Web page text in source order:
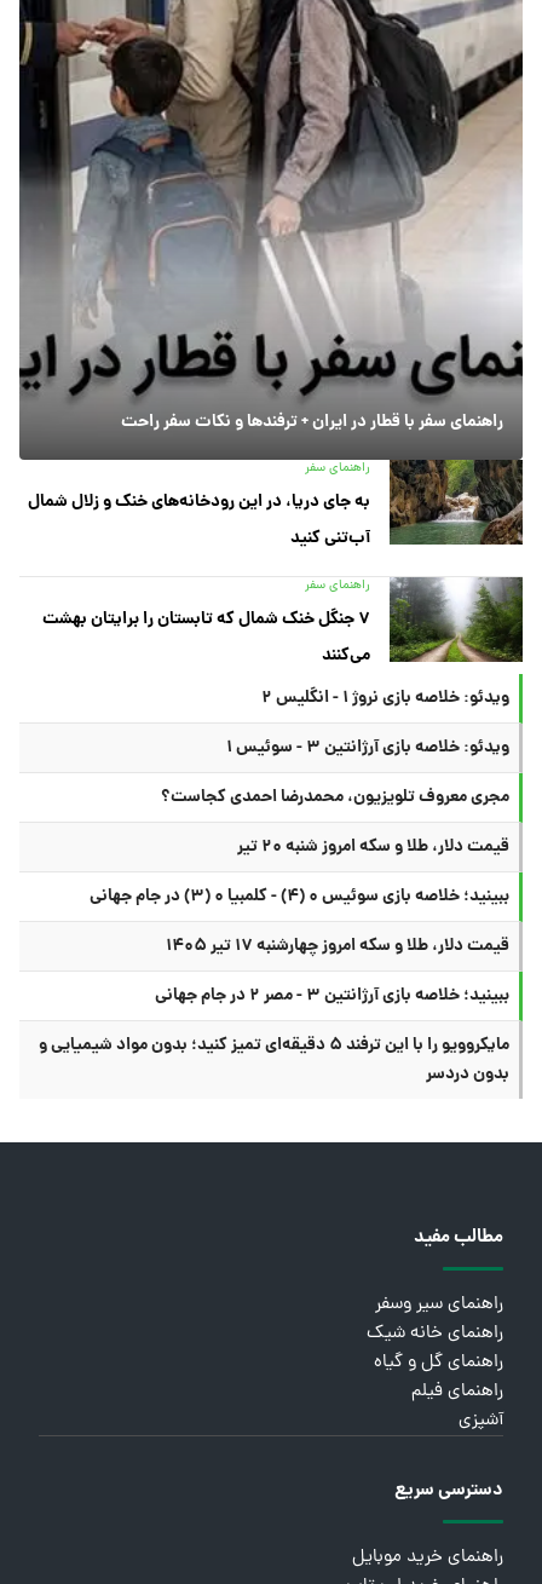
راهنمای سفر با قطار در ایران + ترفندها و نکات سفر راحت
راهنمای سفر
به جای دریا، در این رودخانه‌های خنک و زلال شمال
آب‌تنی کنید
راهنمای سفر
۷ جنگل خنک شمال که تابستان را برایتان بهشت
می‌کنند
ویدئو: خلاصه بازی نروژ ۱ - انگلیس ۲
ویدئو: خلاصه بازی آرژانتین ۳ - سوئیس ۱
مجری معروف تلویزیون، محمدرضا احمدی کجاست؟
قیمت دلار، طلا و سکه امروز شنبه ۲۰ تیر
ببینید؛ خلاصه بازی سوئیس ۰ (۴) - کلمبیا ۰ (۳) در جام جهانی
قیمت دلار، طلا و سکه امروز چهارشنبه ۱۷ تیر ۱۴۰۵
ببینید؛ خلاصه بازی آرژانتین ۳ - مصر ۲ در جام جهانی
مایکروویو را با این ترفند ۵ دقیقه‌ای تمیز کنید؛ بدون مواد شیمیایی و
بدون دردسر
مطالب مفید
راهنمای سیر وسفر
راهنمای خانه شیک
راهنمای گل و گیاه
راهنمای فیلم
آشپزی
دسترسی سریع
راهنمای خرید موبایل